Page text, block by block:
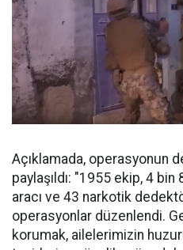
Açıklamada, operasyonun
paylaşıldı: "1955 ekip, 4
aracı ve 43 narkotik
operasyonlar düzenlendi.
korumak, ailelerimizin